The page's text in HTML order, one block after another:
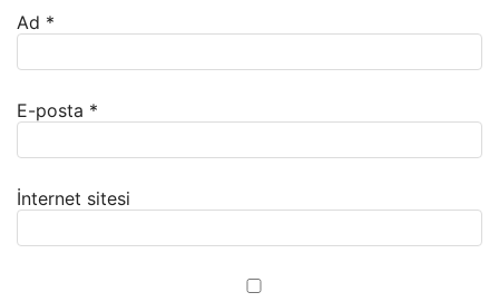
Ad *
E-posta *
İnternet sitesi